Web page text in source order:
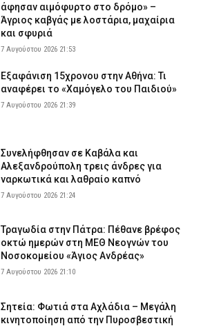
άφησαν αιμόφυρτο στο δρόμο» –
Άγριος καβγάς με λοστάρια, μαχαίρια
και σφυριά
7 Αυγούστου 2026 21:53
Εξαφάνιση 15χρονου στην Αθήνα: Τι
αναφέρει το «Χαμόγελο του Παιδιού»
7 Αυγούστου 2026 21:39
Συνελήφθησαν σε Καβάλα και
Αλεξανδρούπολη τρεις άνδρες για
ναρκωτικά και λαθραίο καπνό
7 Αυγούστου 2026 21:24
Τραγωδία στην Πάτρα: Πέθανε βρέφος
οκτώ ημερών στη ΜΕΘ Νεογνών του
Νοσοκομείου «Άγιος Ανδρέας»
7 Αυγούστου 2026 21:10
Σητεία: Φωτιά στα Αχλάδια – Μεγάλη
κινητοποίηση από την Πυροσβεστική